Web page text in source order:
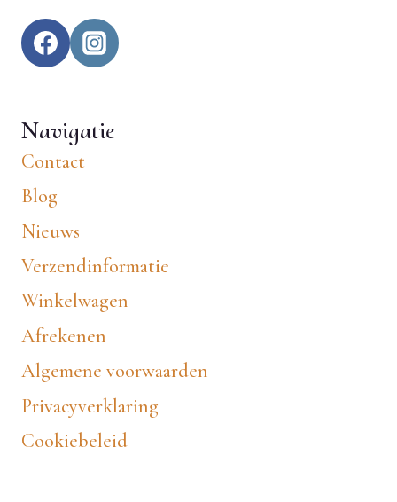
Navigatie
Contact
Blog
Nieuws
Verzendinformatie
Winkelwagen
Afrekenen
Algemene voorwaarden
Privacyverklaring
Cookiebeleid